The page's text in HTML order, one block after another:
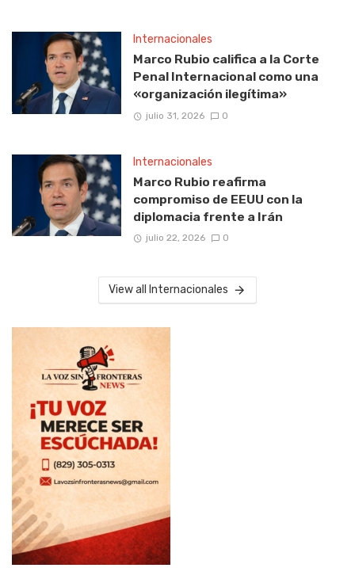
Internacionales
Marco Rubio califica a la Corte
Penal Internacional como una
«organización ilegítima»
julio 31, 2026 0
Internacionales
Marco Rubio reafirma
compromiso de EEUU con la
diplomacia frente a Irán
julio 22, 2026 0
View all Internacionales